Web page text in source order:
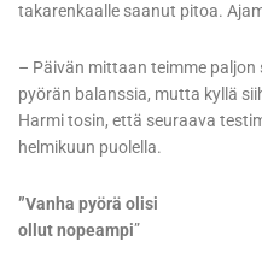
takarenkaalle saanut pitoa.
– Päivän mittaan teimme
pyörän balanssia, mutta kyllä
Harmi tosin, että seuraava
helmikuun puolella.
”Vanha pyörä olisi
ollut nopeampi”